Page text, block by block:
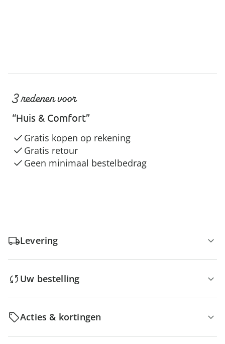
3 redenen voor
“Huis & Comfort”
Gratis kopen op rekening
Gratis retour
Geen minimaal bestelbedrag
Levering
Uw bestelling
Acties & kortingen